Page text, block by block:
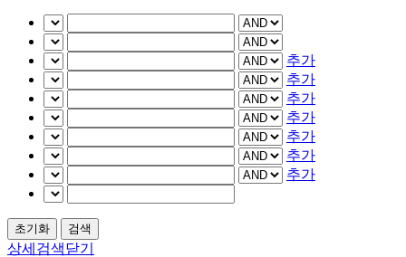
추가
추가
추가
추가
추가
추가
추가
상세검색닫기